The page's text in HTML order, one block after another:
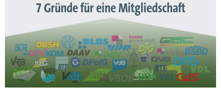
7 Gründe für eine Mitgliedschaft